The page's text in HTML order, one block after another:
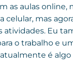
as aulas online,
celular, mas
atividades. Eu
o trabalho e
é